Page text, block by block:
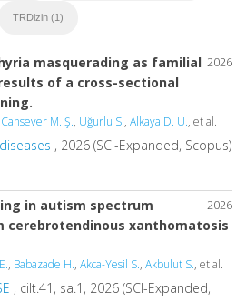
TRDizin (1)
2026
masquerading as familial
of a cross-sectional
Cansever M. Ş., Uğurlu S., Alkaya D. U., et al.
, 2026 (SCI-Expanded, Scopus)
2026
in autism spectrum
cerebrotendinous xanthomatosis
, Babazade H., Akca-Yesil S., Akbulut S., et al.
, cilt.41, sa.1, 2026 (SCI-Expanded,